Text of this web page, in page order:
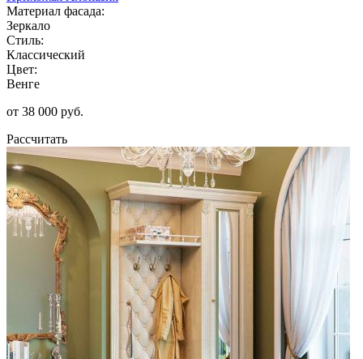
Материал фасада:
Зеркало
Стиль:
Классический
Цвет:
Венге
от 38 000 руб.
Рассчитать